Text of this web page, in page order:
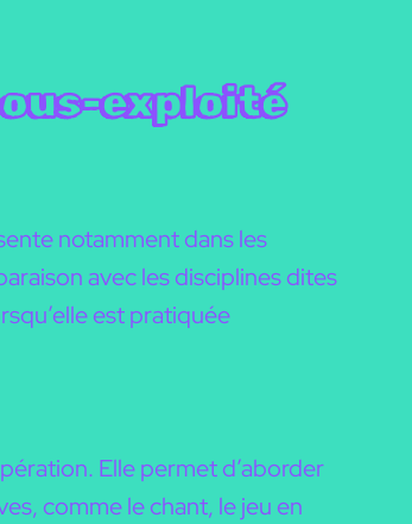
exploité
notamment dans les
avec les disciplines dites
est pratiquée
Elle permet d’aborder
comme le chant, le jeu en